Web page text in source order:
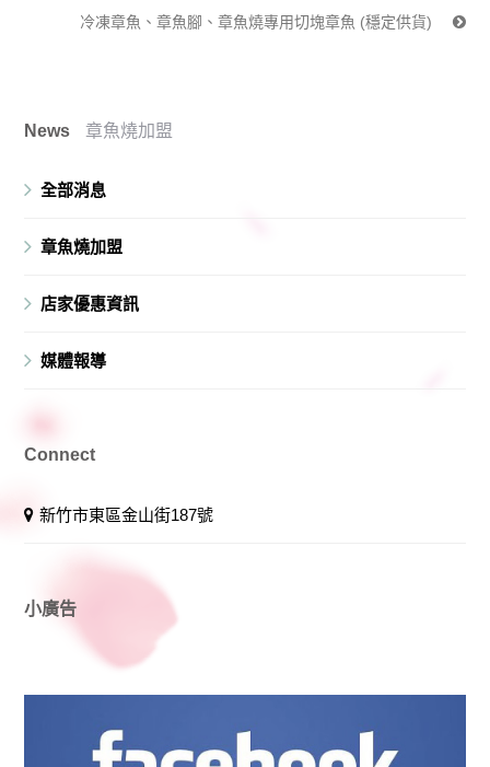
冷凍章魚、章魚腳、章魚燒專用切塊章魚 (穩定供貨)
News 章魚燒加盟
全部消息
章魚燒加盟
店家優惠資訊
媒體報導
Connect
新竹市東區金山街187號
小廣告